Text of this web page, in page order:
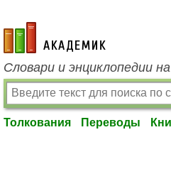
academic.ru
Словари и энциклопедии
Толкования Переводы